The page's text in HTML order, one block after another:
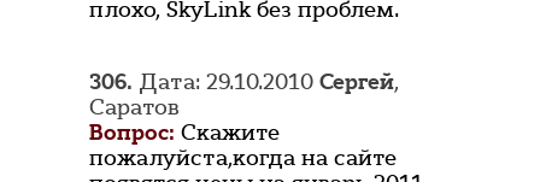
плохо, SkyLink без проблем.
306. Дата: 29.10.2010 Сергей,
Саратов
Вопрос: Скажите
пожалуйста,когда на сайте